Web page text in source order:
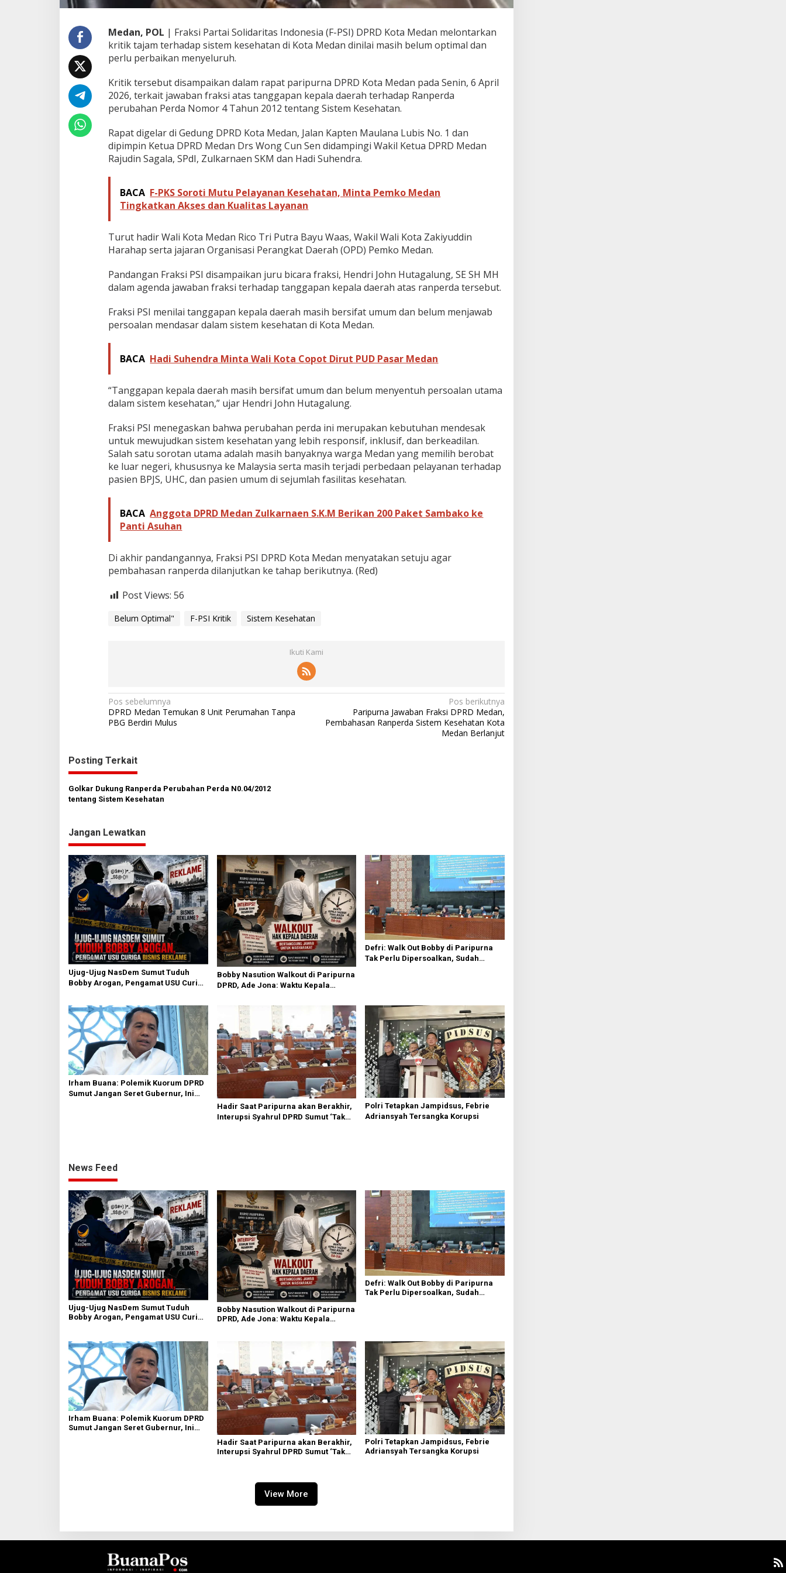
a
B
e
l
u
O
p
t
i
a
l
Medan, POL | Fraksi Partai Solidaritas Indonesia (F-PSI) DPRD Kota Medan melontarkan
kritik tajam terhadap sistem kesehatan di Kota Medan dinilai masih belum optimal dan
perlu perbaikan menyeluruh.
Kritik tersebut disampaikan dalam rapat paripurna DPRD Kota Medan pada Senin, 6 April
2026, terkait jawaban fraksi atas tanggapan kepala daerah terhadap Ranperda
perubahan Perda Nomor 4 Tahun 2012 tentang Sistem Kesehatan.
Rapat digelar di Gedung DPRD Kota Medan, Jalan Kapten Maulana Lubis No. 1 dan
dipimpin Ketua DPRD Medan Drs Wong Cun Sen didampingi Wakil Ketua DPRD Medan
Rajudin Sagala, SPdI, Zulkarnaen SKM dan Hadi Suhendra.
BACA F-PKS Soroti Mutu Pelayanan Kesehatan, Minta Pemko Medan
Tingkatkan Akses dan Kualitas Layanan
Turut hadir Wali Kota Medan Rico Tri Putra Bayu Waas, Wakil Wali Kota Zakiyuddin
Harahap serta jajaran Organisasi Perangkat Daerah (OPD) Pemko Medan.
Pandangan Fraksi PSI disampaikan juru bicara fraksi, Hendri John Hutagalung, SE SH MH
dalam agenda jawaban fraksi terhadap tanggapan kepala daerah atas ranperda tersebut.
Fraksi PSI menilai tanggapan kepala daerah masih bersifat umum dan belum menjawab
persoalan mendasar dalam sistem kesehatan di Kota Medan.
BACA Hadi Suhendra Minta Wali Kota Copot Dirut PUD Pasar Medan
“Tanggapan kepala daerah masih bersifat umum dan belum menyentuh persoalan utama
dalam sistem kesehatan,” ujar Hendri John Hutagalung.
Fraksi PSI menegaskan bahwa perubahan perda ini merupakan kebutuhan mendesak
untuk mewujudkan sistem kesehatan yang lebih responsif, inklusif, dan berkeadilan.
Salah satu sorotan utama adalah masih banyaknya warga Medan yang memilih berobat
ke luar negeri, khususnya ke Malaysia serta masih terjadi perbedaan pelayanan terhadap
pasien BPJS, UHC, dan pasien umum di sejumlah fasilitas kesehatan.
BACA Anggota DPRD Medan Zulkarnaen S.K.M Berikan 200 Paket Sambako ke
Panti Asuhan
Di akhir pandangannya, Fraksi PSI DPRD Kota Medan menyatakan setuju agar
pembahasan ranperda dilanjutkan ke tahap berikutnya. (Red)
Post Views: 56
Belum Optimal" F-PSI Kritik Sistem Kesehatan
Ikuti Kami
N
a
i
g
a
s
p
o
s
Pos sebelumnya
DPRD Medan Temukan 8 Unit Perumahan Tanpa
PBG Berdiri Mulus
Pos berikutnya
Paripurna Jawaban Fraksi DPRD Medan,
Pembahasan Ranperda Sistem Kesehatan Kota
Medan Berlanjut
Posting Terkait
Golkar Dukung Ranperda Perubahan Perda N0.04/2012
tentang Sistem Kesehatan
Jangan Lewatkan
Ujug-Ujug NasDem Sumut Tuduh
Bobby Arogan, Pengamat USU Curiga
Bobby Nasution Walkout di Paripurna
DPRD, Ade Jona: Waktu Kepala
Defri: Walk Out Bobby di Paripurna
Tak Perlu Dipersoalkan, Sudah
Irham Buana: Polemik Kuorum DPRD
Sumut Jangan Seret Gubernur, Ini
Hadir Saat Paripurna akan Berakhir,
Interupsi Syahrul DPRD Sumut ‘Tak
Polri Tetapkan Jampidsus, Febrie
Adriansyah Tersangka Korupsi
News Feed
Ujug-Ujug NasDem Sumut Tuduh
Bobby Arogan, Pengamat USU Curiga
Bobby Nasution Walkout di Paripurna
DPRD, Ade Jona: Waktu Kepala
Defri: Walk Out Bobby di Paripurna
Tak Perlu Dipersoalkan, Sudah
Irham Buana: Polemik Kuorum DPRD
Sumut Jangan Seret Gubernur, Ini
Hadir Saat Paripurna akan Berakhir,
Interupsi Syahrul DPRD Sumut ‘Tak
Polri Tetapkan Jampidsus, Febrie
Adriansyah Tersangka Korupsi
View More